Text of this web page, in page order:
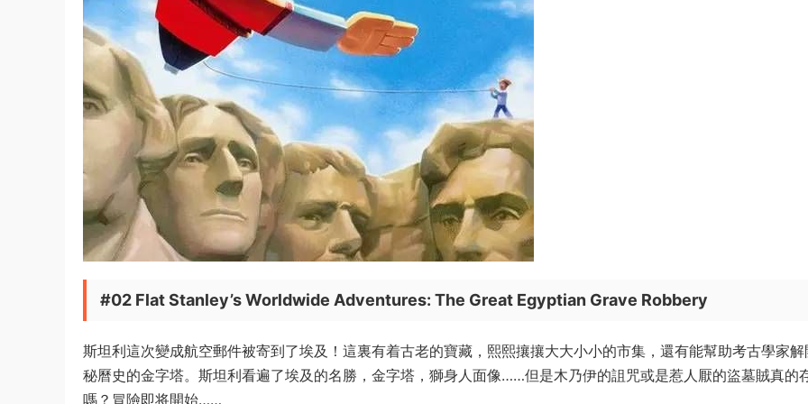
#02 Flat Stanley’s Worldwide Adventures: The Great Egyptian Grave Robbery
斯坦利這次變成航空郵件被寄到了埃及！這裏有着古老的寶藏，熙熙攘攘大大小小的市集，還有能幫助考古學家解
秘曆史的金字塔。斯坦利看遍了埃及的名勝，金字塔，獅身人面像……但是木乃伊的詛咒或是惹人厭的盜墓賊真的
嗎？冒險即将開始……